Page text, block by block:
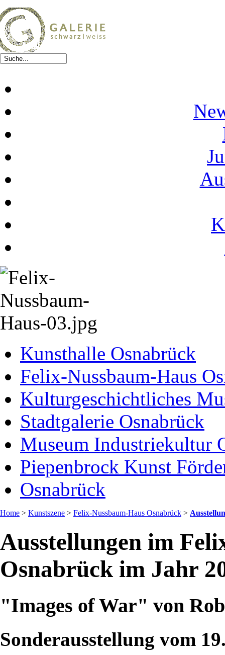
Kunsthalle Osnabrück
Felix-Nussbaum-Haus
Kulturgeschichtliches
Stadtgalerie Osnabrück
Museum Industriekultur
Piepenbrock Kunst
Osnabrück
Home > Kunstszene > Felix-Nussbaum-Haus Osnabrück >
Ausstellungen im
Osnabrück im Jahr
"Images of War" von
Sonderausstellung vom